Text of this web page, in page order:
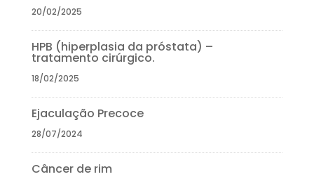
20/02/2025
HPB (hiperplasia da próstata) –
tratamento cirúrgico.
18/02/2025
Ejaculação Precoce
28/07/2024
Câncer de rim